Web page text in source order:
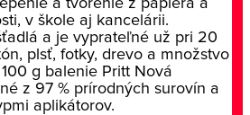
a tvorenie z papiera a
v škole aj kancelárii.
a je vyprateľné už pri 20
plsť, fotky, drevo a množstvo
g balenie Pritt Nová
z 97 % prírodných surovín a
aplikátorov.